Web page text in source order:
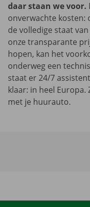
daar staan we voor.
onverwachte kosten:
de volledige staat
onze transparante
hopen, kan het
onderweg een
staat er 24/7
klaar: in heel
met je huurauto.